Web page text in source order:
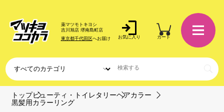
薬マツモトキヨシ
吉川旭店 堺南島町店
東京都千代田区へお届け お気に入り カート
トップビューティ・トイレタリーヘアカラー
黒髪用カラーリング